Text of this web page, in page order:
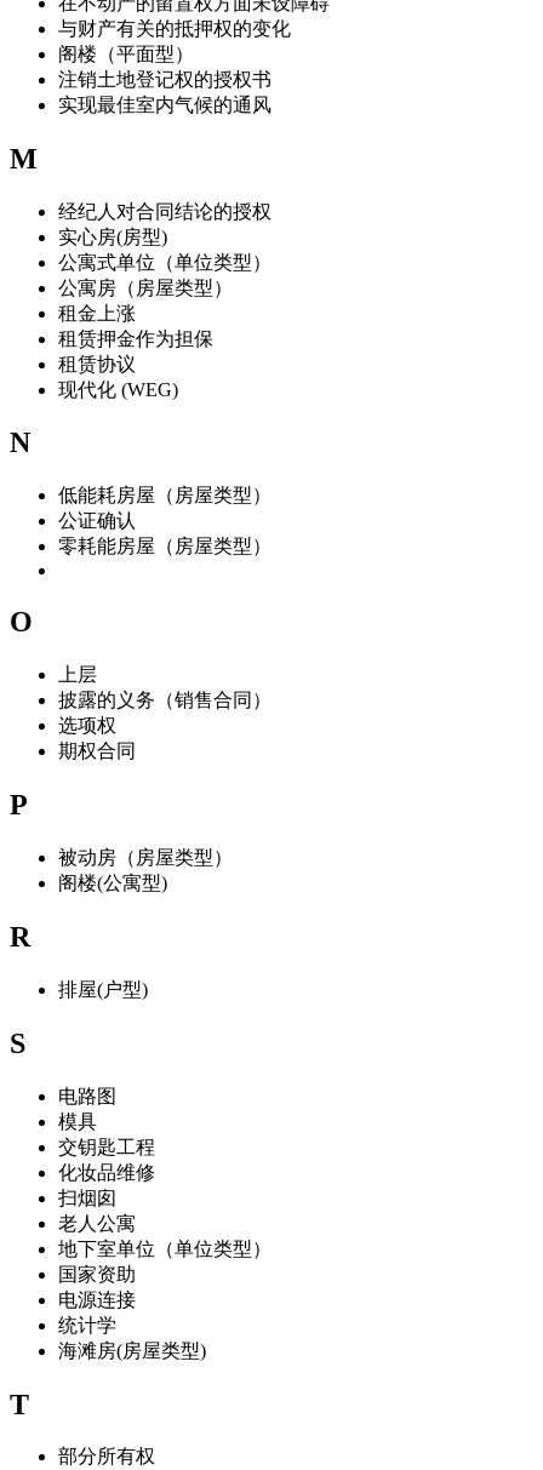
与财产有关的抵押权的变化
阁楼（平面型）
注销土地登记权的授权书
实现最佳室内气候的通风
M
经纪人对合同结论的授权
实心房(房型)
公寓式单位（单位类型）
公寓房（房屋类型）
租金上涨
租赁押金作为担保
租赁协议
现代化 (WEG)
N
低能耗房屋（房屋类型）
公证确认
零耗能房屋（房屋类型）
O
上层
披露的义务（销售合同）
选项权
期权合同
P
被动房（房屋类型）
阁楼(公寓型)
R
排屋(户型)
S
电路图
模具
交钥匙工程
化妆品维修
扫烟囱
老人公寓
地下室单位（单位类型）
国家资助
电源连接
统计学
海滩房(房屋类型)
T
部分所有权